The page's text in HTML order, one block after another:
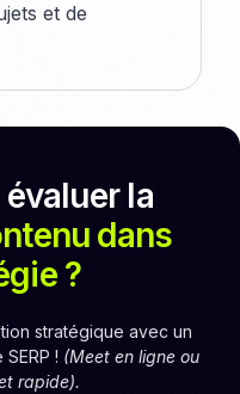
et de
la
dans
?
stratégique avec un
! (Meet en ligne ou
rapide).